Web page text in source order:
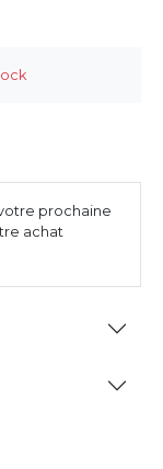
prochaine
achat